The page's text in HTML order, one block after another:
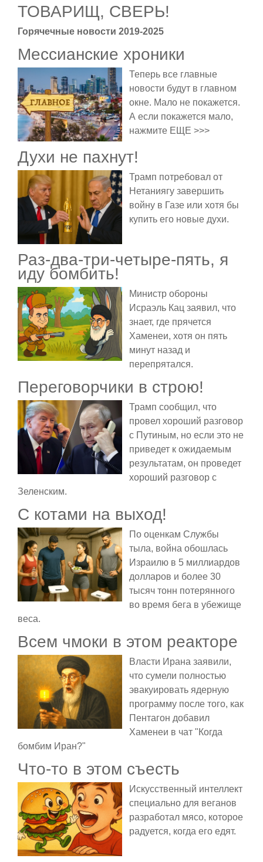
ТОВАРИЩ, СВЕРЬ!
Горячечные новости 2019-2025
Мессианские хроники
Теперь все главные
новости будут в главном
окне. Мало не покажется.
А если покажется мало,
нажмите ЕЩЕ >>>
Духи не пахнут!
Трамп потребовал от
Нетаниягу завершить
войну в Газе или хотя бы
купить его новые духи.
Раз-два-три-четыре-пять, я
иду бомбить!
Министр обороны
Исраэль Кац заявил, что
знает, где прячется
Хаменеи, хотя он пять
минут назад и
перепрятался.
Переговорчики в строю!
Трамп сообщил, что
провел хороший разговор
с Путиным, но если это не
приведет к ожидаемым
результатам, он проведет
хороший разговор с
Зеленским.
С котами на выход!
По оценкам Службы
тыла, война обошлась
Израилю в 5 миллиардов
долларов и более 30
тысяч тонн потерянного
во время бега в убежище
веса.
Всем чмоки в этом реакторе
Власти Ирана заявили,
что сумели полностью
эвакуировать ядерную
программу после того, как
Пентагон добавил
Хаменеи в чат "Когда
бомбим Иран?"
Что-то в этом съесть
Искусственный интеллект
специально для веганов
разработал мясо, которое
радуется, когда его едят.